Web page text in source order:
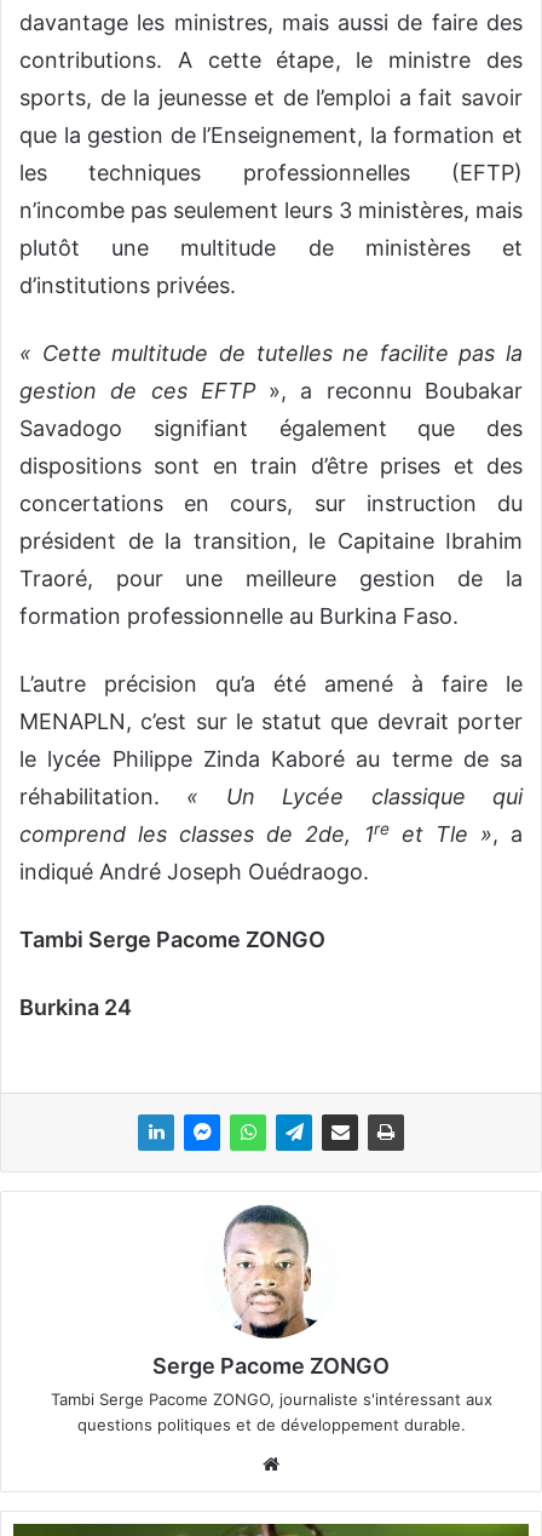
davantage les ministres, mais aussi de faire des
contributions. A cette étape, le ministre des
sports, de la jeunesse et de l’emploi a fait savoir
que la gestion de l’Enseignement, la formation et
les techniques professionnelles (EFTP)
n’incombe pas seulement leurs 3 ministères, mais
plutôt une multitude de ministères et
d’institutions privées.
« Cette multitude de tutelles ne facilite pas la
gestion de ces EFTP », a reconnu Boubakar
Savadogo signifiant également que des
dispositions sont en train d’être prises et des
concertations en cours, sur instruction du
président de la transition, le Capitaine Ibrahim
Traoré, pour une meilleure gestion de la
formation professionnelle au Burkina Faso.
L’autre précision qu’a été amené à faire le
MENAPLN, c’est sur le statut que devrait porter
le lycée Philippe Zinda Kaboré au terme de sa
réhabilitation. « Un Lycée classique qui
comprend les classes de 2de, 1reet Tle », a
indiqué André Joseph Ouédraogo.
Tambi Serge Pacome ZONGO
Burkina 24
Serge Pacome ZONGO
Tambi Serge Pacome ZONGO, journaliste s'intéressant aux
questions politiques et de développement durable.
bsi
te